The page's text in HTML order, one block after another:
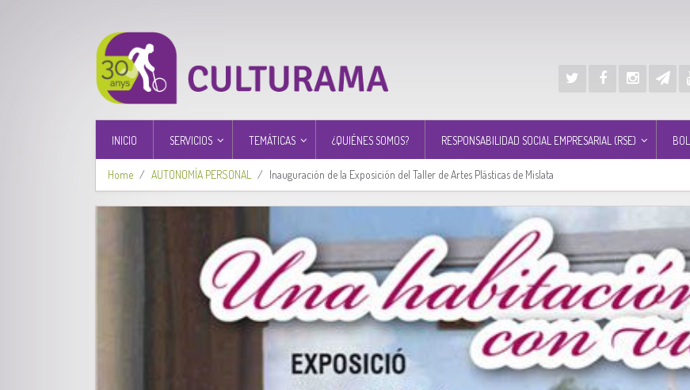
INICIO SERVICIOS TEMÁTICAS ¿QUIÉNES SOMOS? RESPONSABILIDAD SOCIAL EMPRESARIAL (RSE)
Home AUTONOMÍA PERSONAL Inauguración de la Exposición del Taller de Artes Plásticas de Mislata